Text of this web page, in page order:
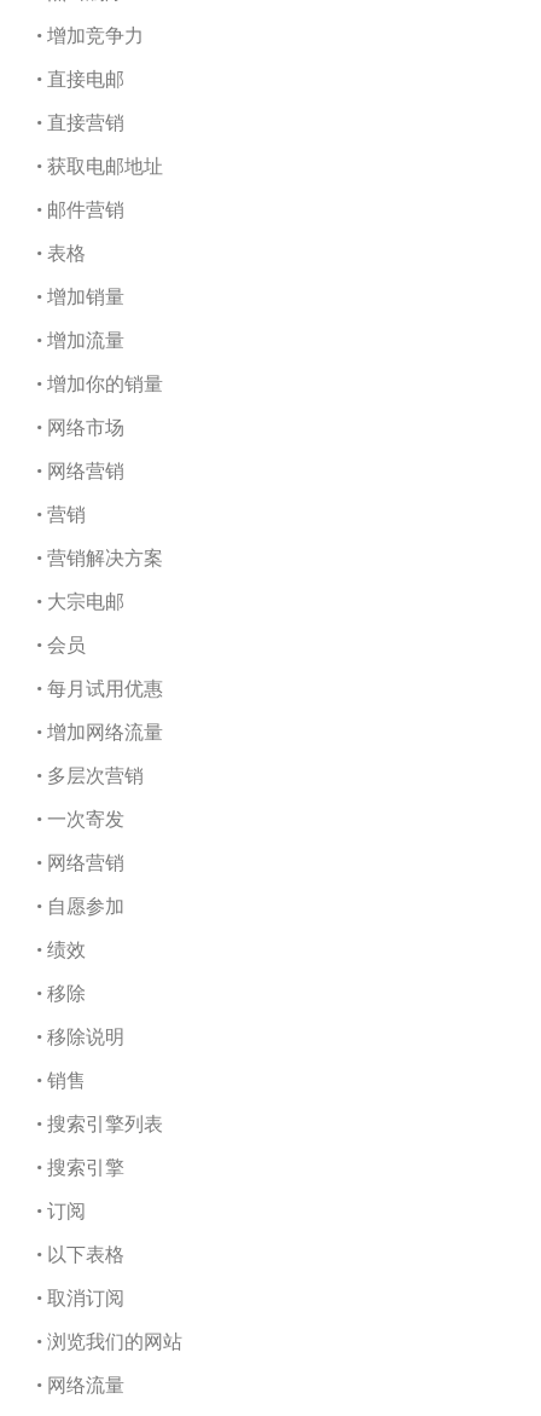
• 增加竞争力
• 直接电邮
• 直接营销
• 获取电邮地址
• 邮件营销
• 表格
• 增加销量
• 增加流量
• 增加你的销量
• 网络市场
• 网络营销
• 营销
• 营销解决方案
• 大宗电邮
• 会员
• 每月试用优惠
• 增加网络流量
• 多层次营销
• 一次寄发
• 网络营销
• 自愿参加
• 绩效
• 移除
• 移除说明
• 销售
• 搜索引擎列表
• 搜索引擎
• 订阅
• 以下表格
• 取消订阅
• 浏览我们的网站
• 网络流量